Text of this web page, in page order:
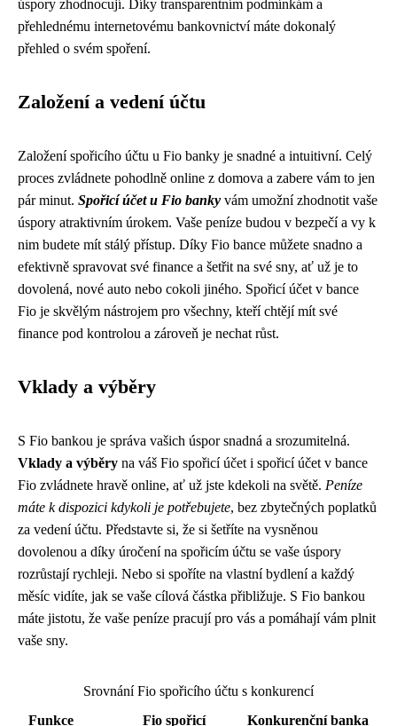
úspory zhodnocují. Díky transparentním podmínkám a
přehlednému internetovému bankovnictví máte dokonalý
přehled o svém spoření.
Založení a vedení účtu
Založení spořicího účtu u Fio banky je snadné a intuitivní. Celý
proces zvládnete pohodlně online z domova a zabere vám to jen
pár minut. Spořicí účet u Fio banky vám umožní zhodnotit vaše
úspory atraktivním úrokem. Vaše peníze budou v bezpečí a vy k
nim budete mít stálý přístup. Díky Fio bance můžete snadno a
efektivně spravovat své finance a šetřit na své sny, ať už je to
dovolená, nové auto nebo cokoli jiného. Spořicí účet v bance
Fio je skvělým nástrojem pro všechny, kteří chtějí mít své
finance pod kontrolou a zároveň je nechat růst.
Vklady a výběry
S Fio bankou je správa vašich úspor snadná a srozumitelná.
Vklady a výběry na váš Fio spořicí účet i spořicí účet v bance
Fio zvládnete hravě online, ať už jste kdekoli na světě. Peníze
máte k dispozici kdykoli je potřebujete, bez zbytečných poplatků
za vedení účtu. Představte si, že si šetříte na vysněnou
dovolenou a díky úročení na spořicím účtu se vaše úspory
rozrůstají rychleji. Nebo si spoříte na vlastní bydlení a každý
měsíc vidíte, jak se vaše cílová částka přibližuje. S Fio bankou
máte jistotu, že vaše peníze pracují pro vás a pomáhají vám plnit
vaše sny.
Srovnání Fio spořicího účtu s konkurencí
Funkce
Fio spořicí
Konkurenční banka